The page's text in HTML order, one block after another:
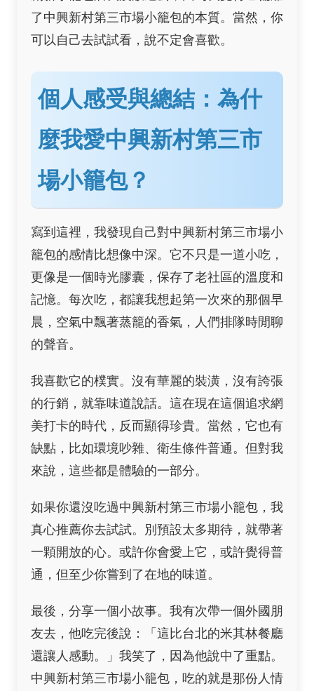
了中興新村第三市場小籠包的本質。當然，你
可以自己去試試看，說不定會喜歡。
個人感受與總結：為什
麼我愛中興新村第三市
場小籠包？
寫到這裡，我發現自己對中興新村第三市場小
籠包的感情比想像中深。它不只是一道小吃，
更像是一個時光膠囊，保存了老社區的溫度和
記憶。每次吃，都讓我想起第一次來的那個早
晨，空氣中飄著蒸籠的香氣，人們排隊時閒聊
的聲音。
我喜歡它的樸實。沒有華麗的裝潢，沒有誇張
的行銷，就靠味道說話。這在現在這個追求網
美打卡的時代，反而顯得珍貴。當然，它也有
缺點，比如環境吵雜、衛生條件普通。但對我
來說，這些都是體驗的一部分。
如果你還沒吃過中興新村第三市場小籠包，我
真心推薦你去試試。別預設太多期待，就帶著
一顆開放的心。或許你會愛上它，或許覺得普
通，但至少你嘗到了在地的味道。
最後，分享一個小故事。我有次帶一個外國朋
友去，他吃完後說：「這比台北的米其林餐廳
還讓人感動。」我笑了，因為他說中了重點。
中興新村第三市場小籠包，吃的就是那份人情